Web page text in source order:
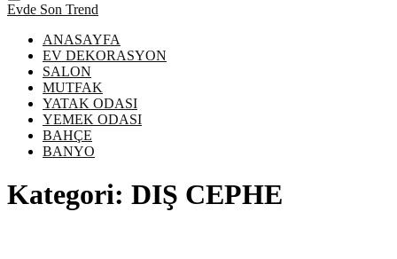
Evde Son Trend
ANASAYFA
EV DEKORASYON
SALON
MUTFAK
YATAK ODASI
YEMEK ODASI
BAHÇE
BANYO
Kategori: DIŞ CEPHE